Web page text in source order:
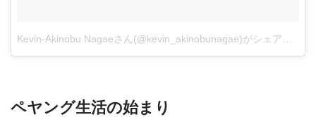
ペヤング生活の始まり